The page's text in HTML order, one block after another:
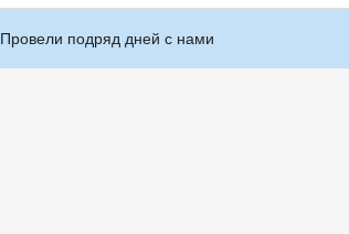
Провели подряд дней с нами